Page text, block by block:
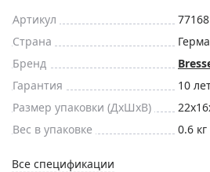
Артикул
77168
Страна
Бренд
Гарантия
10
Размер упаковки (ДxШxВ)
Вес в упаковке
0.6 кг
Все спецификации